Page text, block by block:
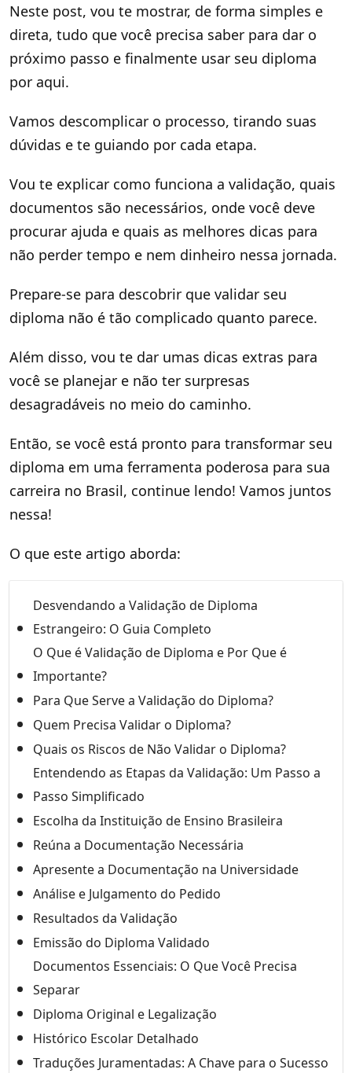
Neste post, vou te mostrar, de forma simples e
direta, tudo que você precisa saber para dar o
próximo passo e finalmente usar seu diploma
por aqui.
Vamos descomplicar o processo, tirando suas
dúvidas e te guiando por cada etapa.
Vou te explicar como funciona a validação, quais
documentos são necessários, onde você deve
procurar ajuda e quais as melhores dicas para
não perder tempo e nem dinheiro nessa jornada.
Prepare-se para descobrir que validar seu
diploma não é tão complicado quanto parece.
Além disso, vou te dar umas dicas extras para
você se planejar e não ter surpresas
desagradáveis no meio do caminho.
Então, se você está pronto para transformar seu
diploma em uma ferramenta poderosa para sua
carreira no Brasil, continue lendo! Vamos juntos
nessa!
O que este artigo aborda:
Desvendando a Validação de Diploma
Estrangeiro: O Guia Completo
O Que é Validação de Diploma e Por Que é
Importante?
Para Que Serve a Validação do Diploma?
Quem Precisa Validar o Diploma?
Quais os Riscos de Não Validar o Diploma?
Entendendo as Etapas da Validação: Um Passo a
Passo Simplificado
Escolha da Instituição de Ensino Brasileira
Reúna a Documentação Necessária
Apresente a Documentação na Universidade
Análise e Julgamento do Pedido
Resultados da Validação
Emissão do Diploma Validado
Documentos Essenciais: O Que Você Precisa
Separar
Diploma Original e Legalização
Histórico Escolar Detalhado
Traduções Juramentadas: A Chave para o Sucesso